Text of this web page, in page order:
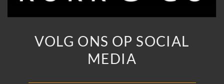
VOLG ONS OP SOCIAL
MEDIA